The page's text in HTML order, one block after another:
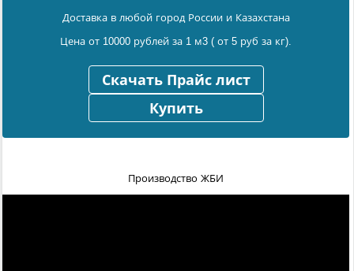
Доставка в любой город России и Казахстана
Цена от 10000 рублей за 1 м3 ( от 5 руб за кг).
Скачать Прайс лист
Купить
Производство ЖБИ